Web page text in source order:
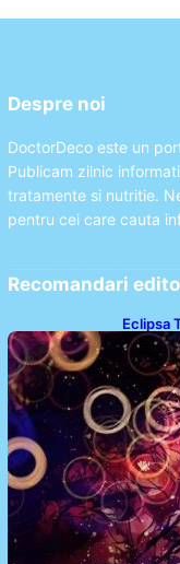
Despre noi
DoctorDeco este un
Publicam zilnic
tratamente si nutritie.
pentru cei care cauta
Recomandari
Eclipsa
Analiză
18 Ani